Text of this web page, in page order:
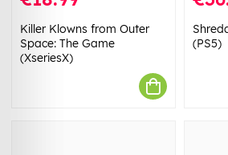
Killer Klowns from Outer
Space: The Game
(XseriesX)
(PS5)